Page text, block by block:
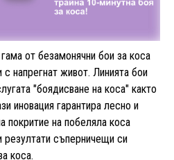
от безамонячни бои за коса
напрегнат живот. Линията бои
"боядисване на коса" както
иновация гарантира лесно и
покритие на побеляла коса
резултати съперничещи си
коса.